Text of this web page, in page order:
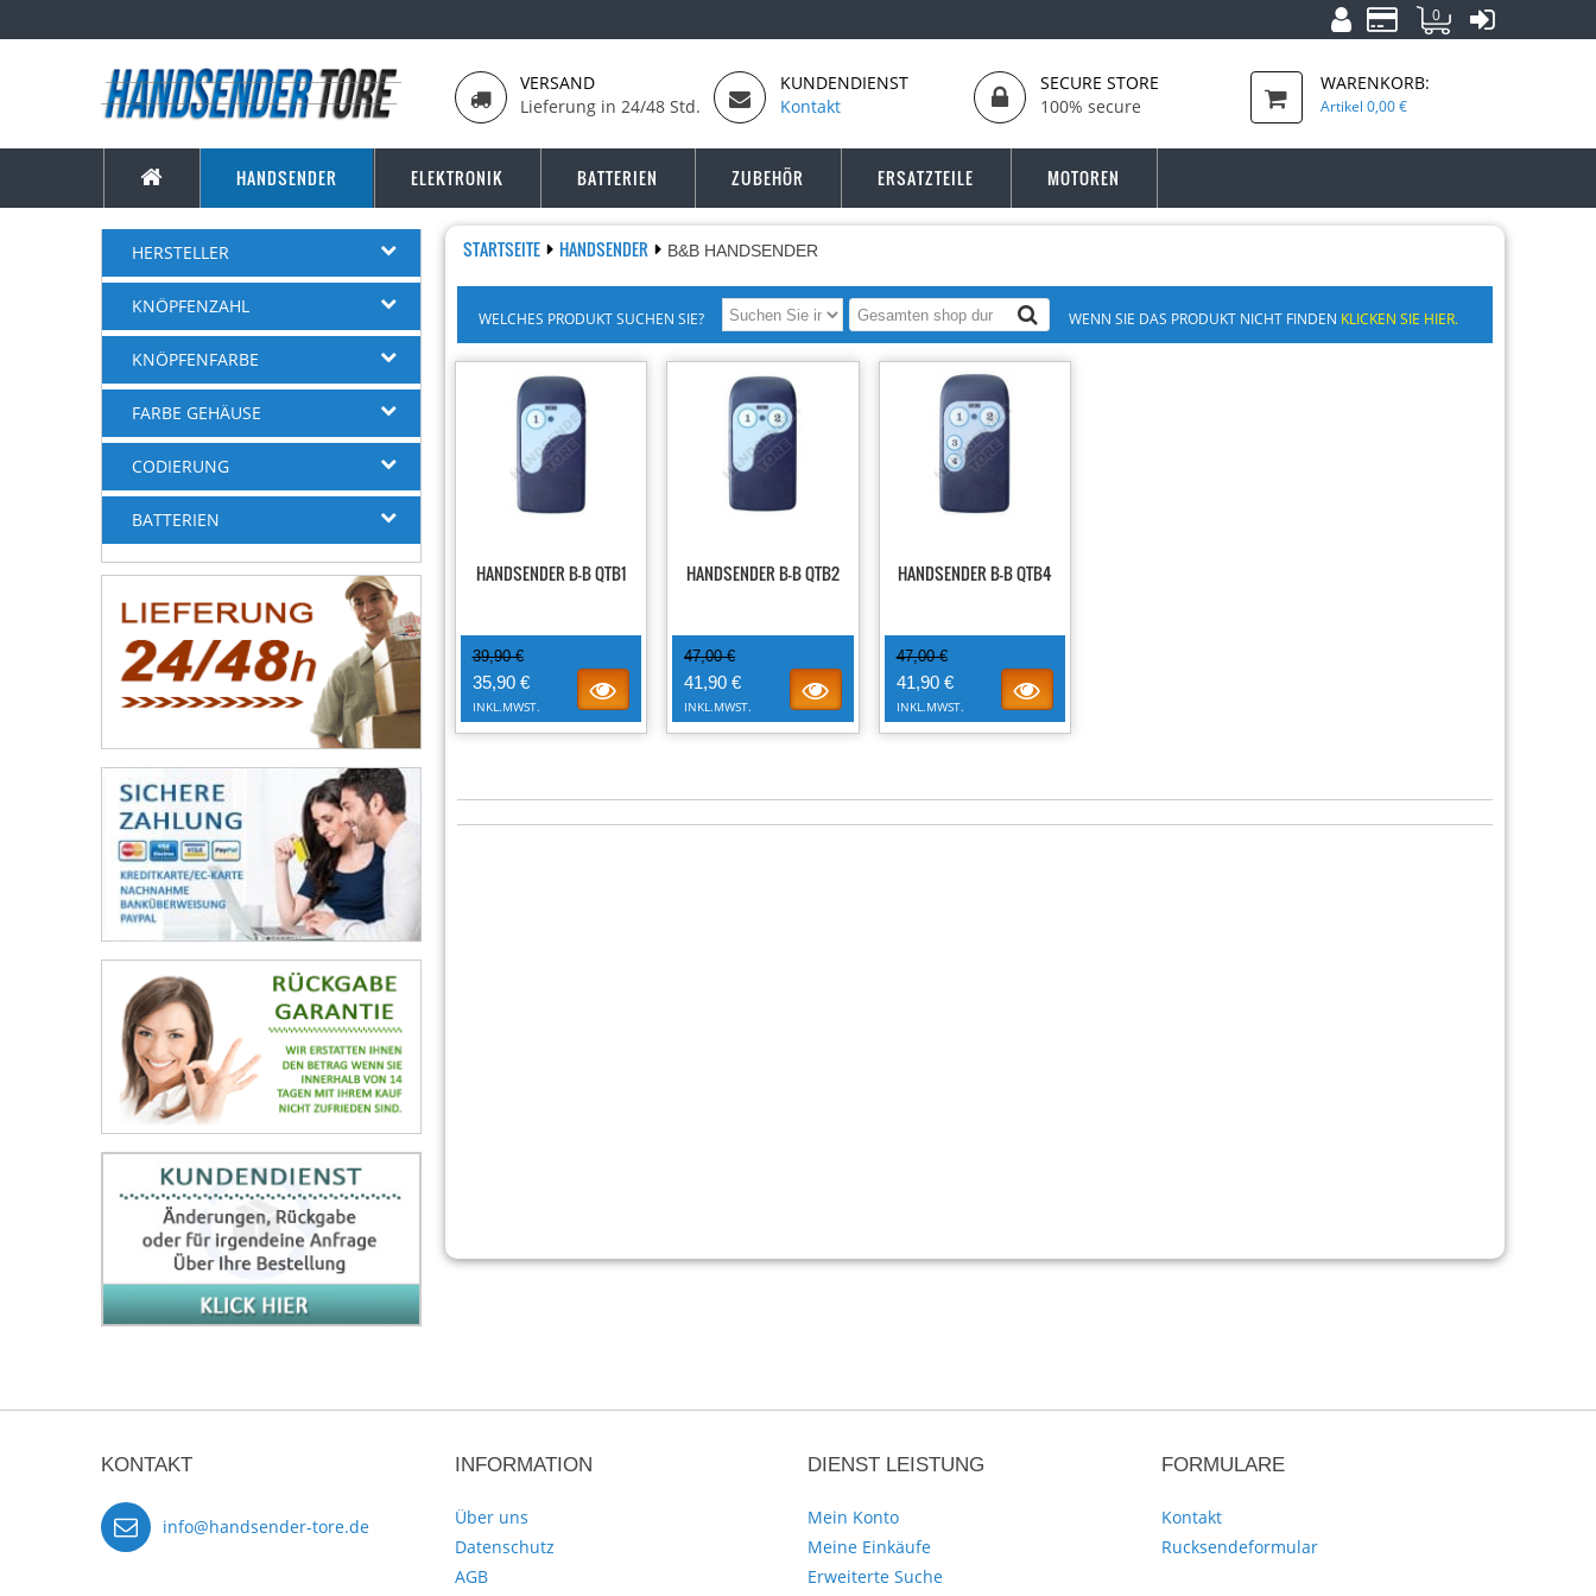
0
VERSAND
Lieferung in 24/48 Std.
KUNDENDIENST
Kontakt
SECURE STORE
100% secure
WARENKORB:
Artikel 0,00 €
HANDSENDER ELEKTRONIK BATTERIEN ZUBEHÖR ERSATZTEILE MOTOREN
HERSTELLER
KNÖPFENZAHL
KNÖPFENFARBE
FARBE GEHÄUSE
CODIERUNG
BATTERIEN
STARTSEITE HANDSENDER B&B HANDSENDER
WELCHES PRODUKT SUCHEN SIE? WENN SIE DAS PRODUKT NICHT FINDEN KLICKEN SIE HIER.
HANDSENDER B-B QTB1
39,90 €
35,90 €
INKL.MWST.
HANDSENDER B-B QTB2
47,00 €
41,90 €
INKL.MWST.
HANDSENDER B-B QTB4
47,00 €
41,90 €
INKL.MWST.
KONTAKT
info@handsender-tore.de
INFORMATION
Über uns
Datenschutz
AGB
DIENST LEISTUNG
Mein Konto
Meine Einkäufe
Erweiterte Suche
FORMULARE
Kontakt
Rucksendeformular